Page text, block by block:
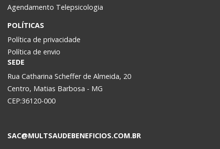
Agendamento Telepsicologia
POLÍTICAS
Política de privacidade
Política de envio
SEDE
Rua Catharina Scheffer de Almeida, 20
Centro, Matias Barbosa - MG
CEP:36120-000
SAC@MULTSAUDEBENEFICIOS.COM.BR